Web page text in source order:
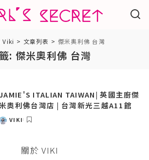
Viki > 文章列表 > 傑米奧利佛 台灣
: 傑米奧利佛 台灣
ITALIAN TAIWAN| 英國主廚傑
奧利佛台灣店 | 台灣新光三越A11館
VIKI
關於 VIKI